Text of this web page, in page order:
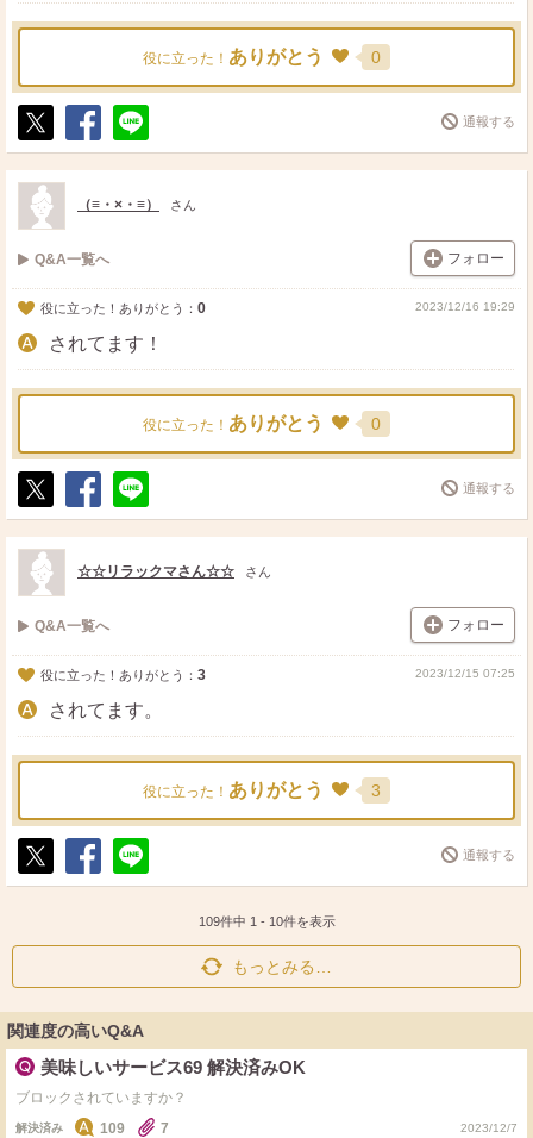
役に立った！ ありがとう 0
ポ
ス
ト
シ
ェ
送
る
通報する
（≡・×・≡） さん
Q&A一覧へ フォロー
役に立った！ありがとう： 0 2023/12/16 19:29
されてます！
役に立った！ ありがとう 0
ポ
ス
ト
シ
ェ
送
る
通報する
☆☆リラックマさん☆☆ さん
Q&A一覧へ フォロー
役に立った！ありがとう： 3 2023/12/15 07:25
されてます。
役に立った！ ありがとう 3
ポ
シ
送
通報する
109件中 1 - 10件を表示
もっとみる…
関連度の高いQ&A
美味しいサービス69 解決済みOK
ブロックされていますか？
解決済み 109 7 2023/12/7